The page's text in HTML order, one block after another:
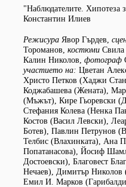
"Наблюдателите. Хипотеза
Константин Илиев
Режисура Явор Гърдев,
Тороманов, костюми
Калин Николов, фотограф
участието на: Цветан
Христо Петков (Хаджи
Коджабашева (Жената),
(Мъжът), Кире Гьоревски
Стефания Колева (Ненка
Костов (Васил Левски),
Ботев), Павлин Петрунов
Телбис (Влахинката), Ана
Попатанасова), Йосиф
Достоевски), Благовест
Нечаев), Димитър Николов
Емил И. Марков